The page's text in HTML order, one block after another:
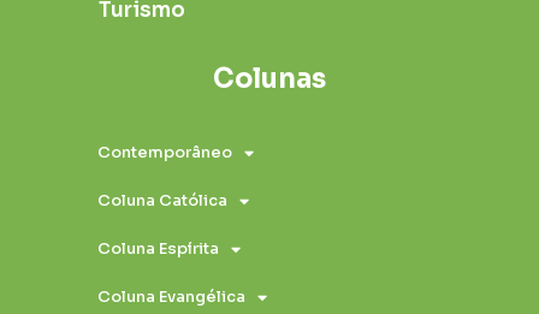
Turismo
Colunas
Contemporâneo
Coluna Católica
Coluna Espírita
Coluna Evangélica